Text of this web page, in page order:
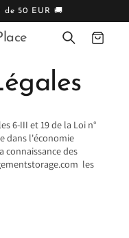
50 EUR 🚚
Panier
6-III et 19 de la Loi n°
dans l'économie
connaissance des
les